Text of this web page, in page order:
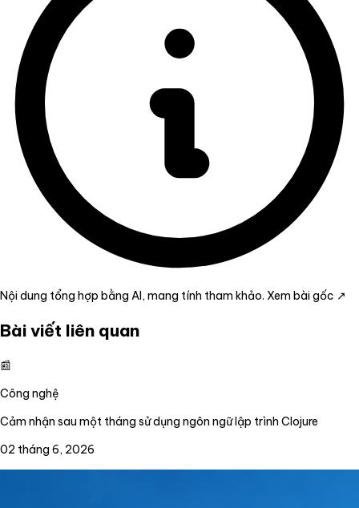
Nội dung tổng hợp bằng AI, mang tính tham khảo. Xem bài gốc ↗
Bài viết liên quan
📰
Công nghệ
Cảm nhận sau một tháng sử dụng ngôn ngữ lập trình Clojure
02 tháng 6, 2026